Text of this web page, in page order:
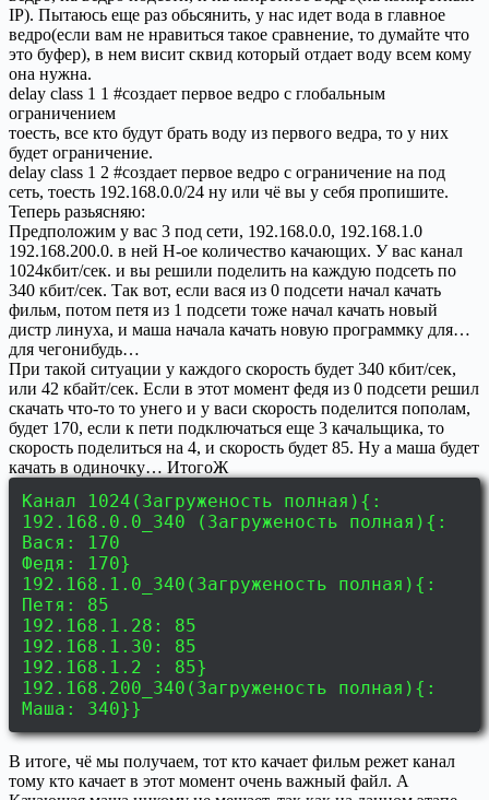
IP). Пытаюсь еще раз обьсянить, у нас идет вода в главное
ведро(если вам не нравиться такое сравнение, то думайте что
это буфер), в нем висит сквид который отдает воду всем кому
она нужна.
delay class 1 1 #создает первое ведро с глобальным
ограничением
тоесть, все кто будут брать воду из первого ведра, то у них
будет ограничение.
delay class 1 2 #создает первое ведро с ограничение на под
сеть, тоесть 192.168.0.0/24 ну или чё вы у себя пропишите.
Теперь разьясняю:
Предположим у вас 3 под сети, 192.168.0.0, 192.168.1.0
192.168.200.0. в ней Н-ое количество качающих. У вас канал
1024кбит/сек. и вы решили поделить на каждую подсеть по
340 кбит/сек. Так вот, если вася из 0 подсети начал качать
фильм, потом петя из 1 подсети тоже начал качать новый
дистр линуха, и маша начала качать новую программку для…
для чегонибудь…
При такой ситуации у каждого скорость будет 340 кбит/сек,
или 42 кбайт/сек. Если в этот момент федя из 0 подсети решил
скачать что-то то унего и у васи скорость поделится пополам,
будет 170, если к пети подключаться еще 3 качальщика, то
скорость поделиться на 4, и скорость будет 85. Ну а маша будет
качать в одиночку… ИтогоЖ
Канал 1024(Загруженость полная){:
192.168.0.0_340 (Загруженость полная){:
Вася: 170
Федя: 170}
192.168.1.0_340(Загруженость полная){:
Петя: 85
192.168.1.28: 85
192.168.1.30: 85
192.168.1.2 : 85}
192.168.200_340(Загруженость полная){:
Маша: 340}}
В итоге, чё мы получаем, тот кто качает фильм режет канал
тому кто качает в этот момент очень важный файл. А